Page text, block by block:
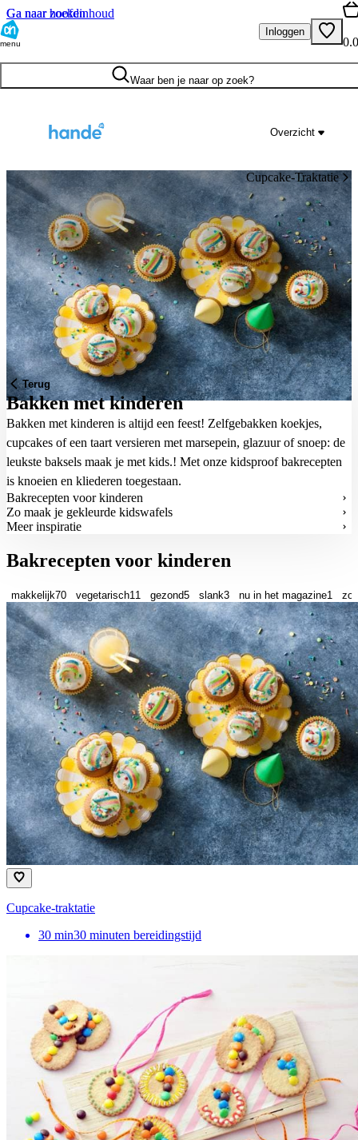
Ga naar hoofdinhoud
Ga naar zoeken
menu
Inloggen
Waar ben je naar op zoek?
Overzicht
Cupcake-Traktatie
Terug
Bakken met kinderen
Bakken met kinderen is altijd een feest! Zelfgebakken koekjes,
cupcakes of een taart versieren met marsepein, glazuur of snoep: de
leukste baksels maak je met kids.! Met onze kidsproof bakrecepten
is knoeien en kliederen toegestaan.
Bakrecepten voor kinderen
Zo maak je gekleurde kidswafels
Meer inspiratie
Bakrecepten voor kinderen
makkelijk70 vegetarisch11 gezond5 slank3 nu in het magazine1
Cupcake-traktatie
30 min30 minuten bereidingstijd